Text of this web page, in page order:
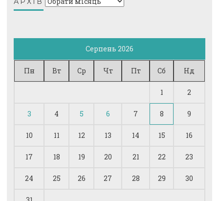
Серпень 2026
Пн Вт Ср Чт Пт Сб Нд
1 2
3 4 5 6 7 8 9
10 11 12 13 14 15 16
17 18 19 20 21 22 23
24 25 26 27 28 29 30